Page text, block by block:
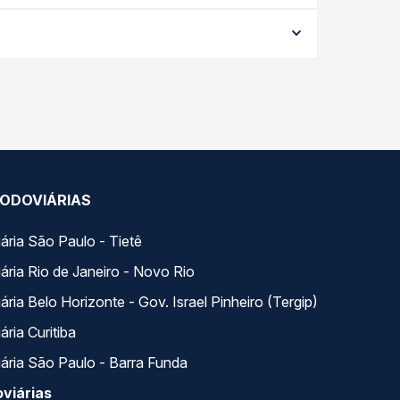
garante a melhor oferta para o seu roteiro.
São Paulo - Tietê
Rio de Janeiro - Novo Rio
Belo Horizonte - Gov. Israel Pinheiro (Tergip)
Curitiba
São Paulo - Barra Funda